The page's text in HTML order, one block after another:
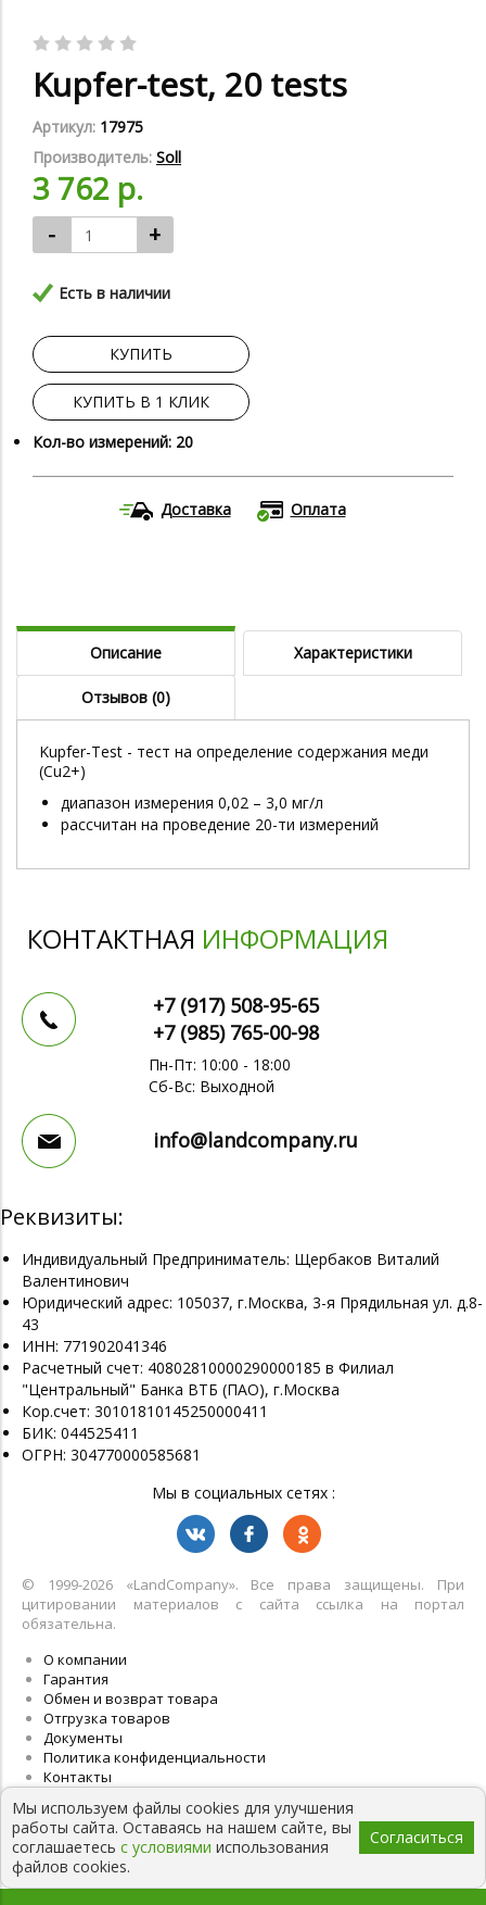
Kupfer-test, 20 tests
Артикул: 17975
Производитель: Soll
3 762 р.
- +
Есть в наличии
КУПИТЬ
КУПИТЬ В 1 КЛИК
Кол-во измерений: 20
Доставка Оплата
Описание Характеристики
Отзывов (0)
Kupfer-Test - тест на определение содержания меди
(Cu2+)
диапазон измерения 0,02 – 3,0 мг/л
рассчитан на проведение 20-ти измерений
Мы используем файлы cookies для улучшения
работы сайта. Оставаясь на нашем сайте, вы
соглашаетесь с условиями использования
файлов cookies.
Согласиться
КОНТАКТНАЯ ИНФОРМАЦИЯ
+7 (917) 508-95-65
+7 (985) 765-00-98
Пн-Пт: 10:00 - 18:00
Сб-Вс: Выходной
info@landcompany.ru
Реквизиты:
Индивидуальный Предприниматель: Щербаков Виталий
Валентинович
Юридический адрес: 105037, г.Москва, 3-я Прядильная ул. д.8-
43
ИНН: 771902041346
Расчетный счет: 40802810000290000185 в Филиал
"Центральный" Банка ВТБ (ПАО), г.Москва
Кор.счет: 30101810145250000411
БИК: 044525411
ОГРН: 304770000585681
Мы в социальных сетях :
© 1999-2026 «LandСompany». Все права защищены. При
цитировании материалов с сайта ссылка на портал
обязательна.
О компании
Гарантия
Обмен и возврат товара
Отгрузка товаров
Документы
Политика конфиденциальности
Контакты